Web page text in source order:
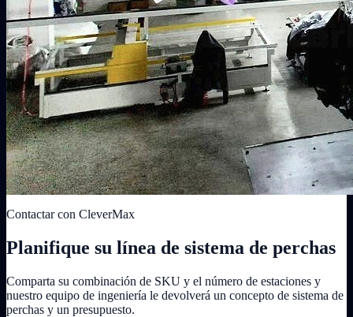
Contactar con CleverMax
Planifique su línea de sistema de perchas
Comparta su combinación de SKU y el número de estaciones y
nuestro equipo de ingeniería le devolverá un concepto de sistema de
perchas y un presupuesto.